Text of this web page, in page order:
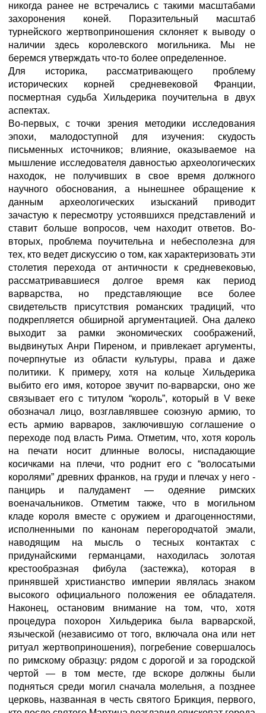
никогда ранее не встречались с такими масштабами
захоронения коней. Поразительный масштаб
турнейского жертвоприношения склоняет к выводу о
наличии здесь королевского могильника. Мы не
беремся утверждать что-то более определенное.
Для историка, рассматривающего проблему
исторических корней средневековой Франции,
посмертная судьба Хильдерика поучительна в двух
аспектах.
Во-первых, с точки зрения методики исследования
эпохи, малодоступной для изучения: скудость
письменных источников; влияние, оказываемое на
мышление исследователя давностью археологических
находок, не получивших в свое время должного
научного обоснования, а нынешнее обращение к
данным археологических изысканий приводит
зачастую к пересмотру устоявшихся представлений и
ставит больше вопросов, чем находит ответов. Во-
вторых, проблема поучительна и небесполезна для
тех, кто ведет дискуссию о том, как характеризовать эти
столетия перехода от античности к средневековью,
рассматривавшиеся долгое время как период
варварства, но представляющие все более
свидетельств присутствия романских традиций, что
подкрепляется обширной аргументацией. Она далеко
выходит за рамки экономических соображений,
выдвинутых Анри Пиреном, и привлекает аргументы,
почерпнутые из области культуры, права и даже
политики. К примеру, хотя на кольце Хильдерика
выбито его имя, которое звучит по-варварски, оно же
связывает его с титулом “король”, который в V веке
обозначал лицо, возглавлявшее союзную армию, то
есть армию варваров, заключившую соглашение о
переходе под власть Рима. Отметим, что, хотя король
на печати носит длинные волосы, ниспадающие
косичками на плечи, что роднит его с “волосатыми
королями” древних франков, на груди и плечах у него -
панцирь и палудамент — одеяние римских
военачальников. Отметим также, что в могильном
кладе короля вместе с оружием и драгоценностями,
исполненными по канонам перегородчатой эмали,
наводящим на мысль о тесных контактах с
придунайскими германцами, находилась золотая
крестообразная фибула (застежка), которая в
принявшей христианство империи являлась знаком
высокого официального положения ее обладателя.
Наконец, остановим внимание на том, что, хотя
процедура похорон Хильдерика была варварской,
языческой (независимо от того, включала она или нет
ритуал жертвоприношения), погребение совершалось
по римскому образцу: рядом с дорогой и за городской
чертой — в том месте, где вскоре должны были
подняться среди могил сначала молельня, а позднее
церковь, названная в честь святого Брикция, первого,